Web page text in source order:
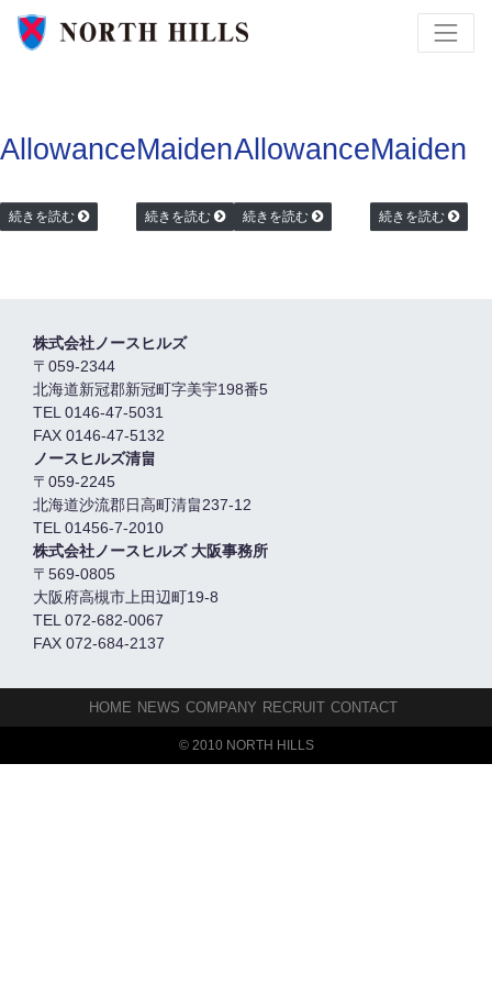
Allowance
続きを読む
Maiden
続きを読む
Allowance
続きを読む
Maiden
続きを読む
株式会社ノースヒルズ
〒059-2344
北海道新冠郡新冠町字美宇198番5
TEL 0146-47-5031
FAX 0146-47-5132
ノースヒルズ清畠
〒059-2245
北海道沙流郡日高町清畠237-12
TEL 01456-7-2010
株式会社ノースヒルズ 大阪事務所
〒569-0805
大阪府高槻市上田辺町19-8
TEL 072-682-0067
FAX 072-684-2137
HOME NEWS COMPANY RECRUIT CONTACT
© 2010 NORTH HILLS